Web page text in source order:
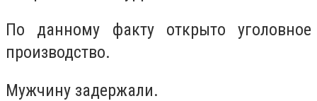
По данному факту открыто уголовное
производство.
Мужчину задержали.